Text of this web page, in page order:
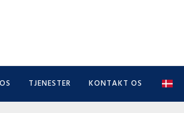
TJENESTER KONTAKT OS